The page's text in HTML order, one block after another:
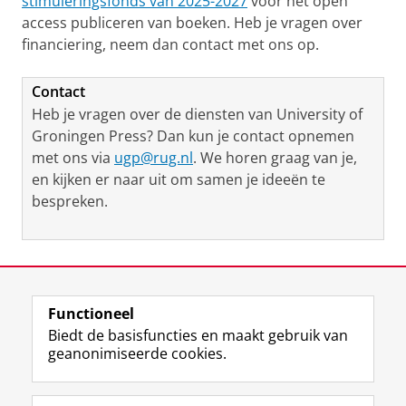
uitgever wordt genoemd.Als licentie voor
tijdschriften stellen we CC BY voor omdat dit
het best overeenkomt met de principes van
open access zoals die door het Budapest
Open Access Initiative zijnverwoord en
aanbevolen worden door de Open Access
Scholarly Publishers Association (OASPA).
Als licentie voor boeken en tekstboeken
adviseren we CC BY-NC-SA.
opgenomen in OCLC Worldcat, zodat
beschikbaar zijn via de online catalogi van
Tijdschriften die daarvoor in aanmerking
komen, worden geïndexeerd in deDirectory of
Open Access Journals (DOAJ).
Boeken die daarvoor in aanmerking komen,
worden geïndexeerd in de
Directory of Open
Access Books (DOAB)
informatie over hun proces van peerreview en
de uiteindelijke publicatie.
Lees hier alles over peerreview voor
boeken
access publiceren van boeken. Heb je vragen over
financiering, neem dan contact met ons op.
Contact
Heb je vragen over de diensten van University of
Groningen Press? Dan kun je contact opnemen
met ons via ugp@rug.nl. We horen graag van je,
en kijken er naar uit om samen je ideeën te
bespreken.
View this page in:English
Volg de RUG
F
L
R I
Y
Functioneel
Biedt de basisfuncties en maakt gebruik van
geanonimiseerde cookies.